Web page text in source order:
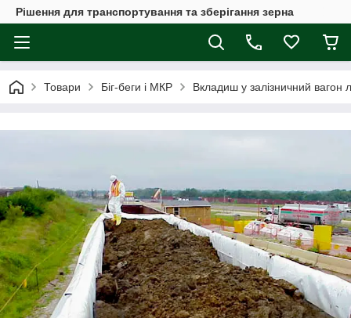
Рішення для транспортування та зберігання зерна
Товари Біг-беги і МКР Вкладиш у залізничний вагон